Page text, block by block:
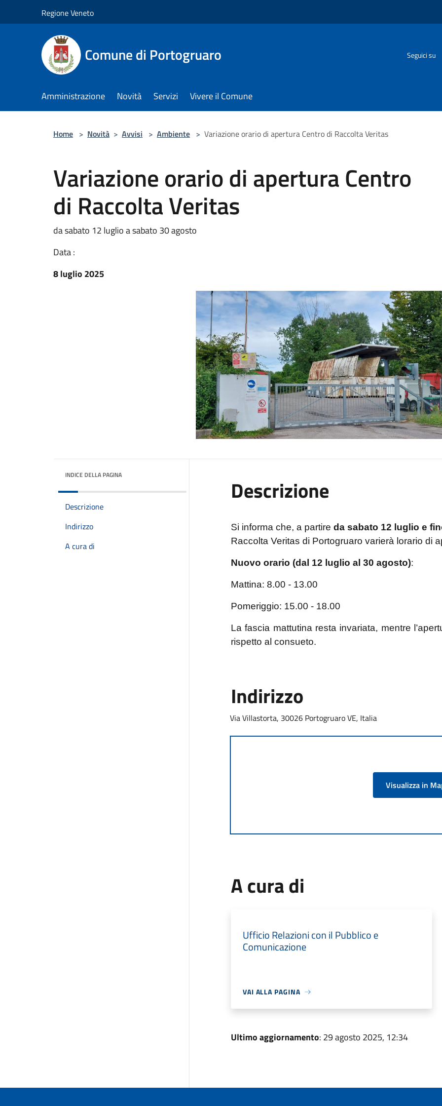
Regione Veneto
Comune di Portogruaro Seguici su
Amministrazione Novità Servizi Vivere il Comune
Home > Novità > Avvisi > Ambiente > Variazione orario di apertura Centro di Raccolta Veritas
Variazione orario di apertura Centro
di Raccolta Veritas
da sabato 12 luglio a sabato 30 agosto
Data :
8 luglio 2025
INDICE DELLA PAGINA
Descrizione
Indirizzo
A cura di
Descrizione
Si informa che, a partire da sabato 12 luglio e
Raccolta Veritas di Portogruaro varierà lorario di
Nuovo orario (dal 12 luglio al 30 agosto):
Mattina: 8.00 - 13.00
Pomeriggio: 15.00 - 18.00
La fascia mattutina resta invariata, mentre
rispetto al consueto.
Indirizzo
Via Villastorta, 30026 Portogruaro VE, Italia
Visualizza in
A cura di
Ufficio Relazioni con il Pubblico e
Comunicazione
VAI ALLA PAGINA
Ultimo aggiornamento: 29 agosto 2025, 12:34